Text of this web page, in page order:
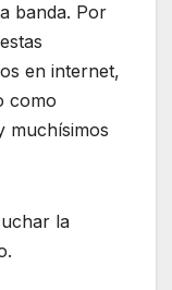
banda. Por
en internet,
como
muchísimos
la